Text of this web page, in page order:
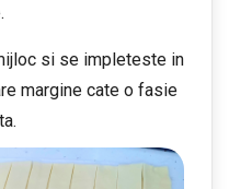
si se impleteste in
margine cate o fasie